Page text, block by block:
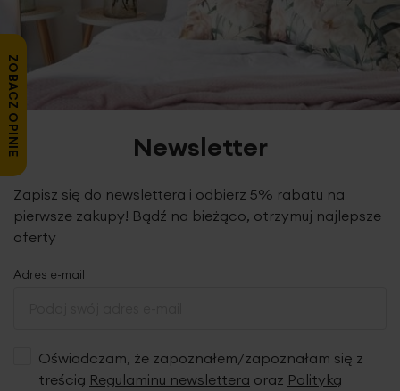
Newsletter
Zapisz się do newslettera i odbierz 5% rabatu na
pierwsze zakupy! Bądź na bieżąco, otrzymuj najlepsze
oferty
Adres e-mail
Oświadczam, że zapoznałem/zapoznałam się z
treścią Regulaminu newslettera oraz Polityką
ZOBACZ OPINIE